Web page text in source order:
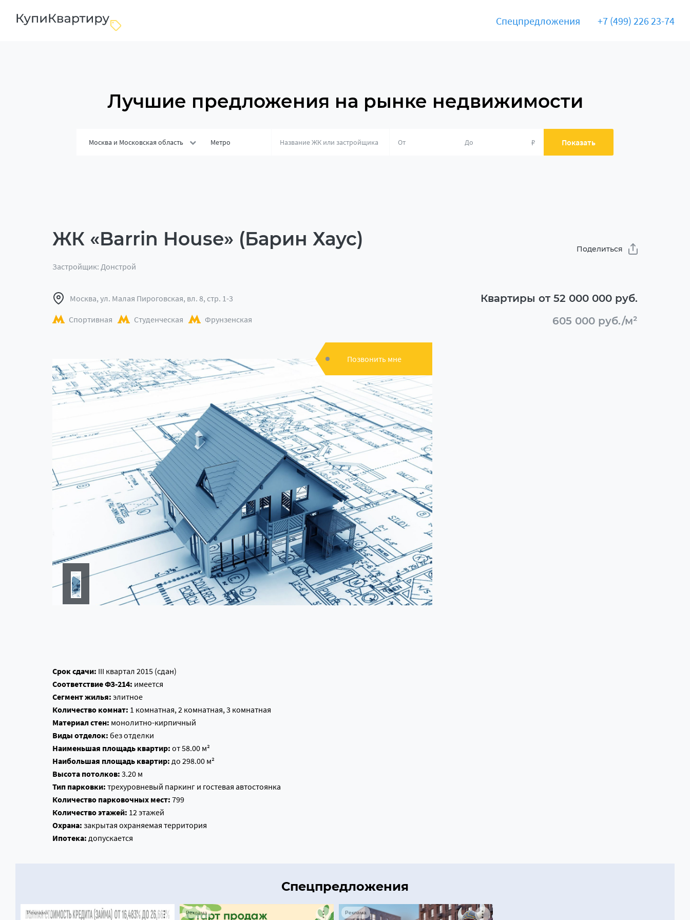
Спецпредложения +7 (499) 226 23-74
Лучшие предложения на рынке недвижимости
Москва и Московская область Метро ₽ Показать
ЖК «Barrin House» (Барин Хаус)
Застройщик: Донстрой
Поделиться
Москва, ул. Малая Пироговская, вл. 8, стр. 1-3
Спортивная Студенческая Фрунзенская
Квартиры от 52 000 000 руб.
605 000 руб./м²
Позвонить мне
Срок сдачи: III квартал 2015 (сдан)
Соответствие ФЗ-214: имеется
Сегмент жилья: элитное
Количество комнат: 1 комнатная, 2 комнатная, 3 комнатная
Материал стен: монолитно-кирпичный
Виды отделок: без отделки
Наименьшая площадь квартир: от 58.00 м²
Наибольшая площадь квартир: до 298.00 м²
Высота потолков: 3.20 м
Тип парковки: трехуровневый паркинг и гостевая автостоянка
Количество парковочных мест: 799
Количество этажей: 12 этажей
Охрана: закрытая охраняемая территория
Ипотека: допускается
Спецпредложения
Реклама Реклама Реклама